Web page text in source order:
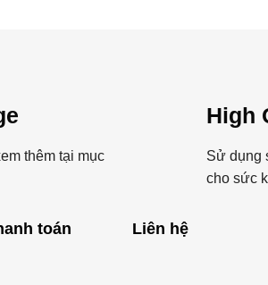
thêm tại mục
High
Sử dụng
cho sức
toán Liên hệ